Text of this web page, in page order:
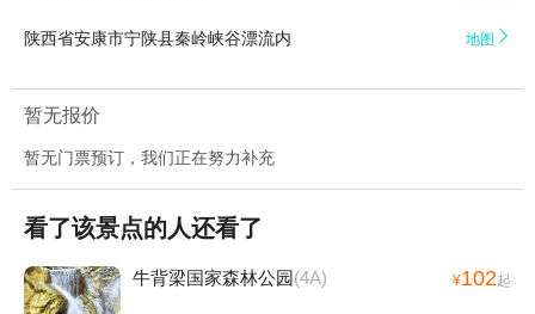
陕西省安康市宁陕县秦岭峡谷漂流内 地图 
暂无报价
暂无门票预订，我们正在努力补充
看了该景点的人还看了
牛背梁国家森林公园(4A) ¥102起